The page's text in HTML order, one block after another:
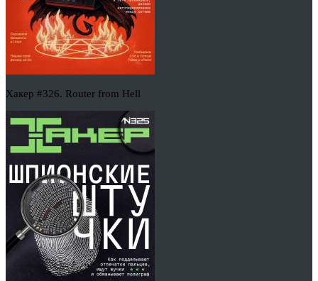
Хакер #326. Router from Hell